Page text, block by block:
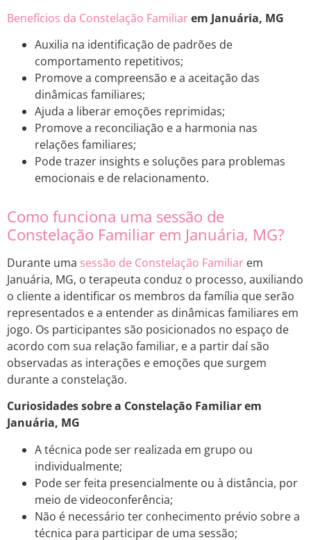
Benefícios da Constelação Familiarem Januária, MG
Auxilia na identificação de padrões de
comportamento repetitivos;
Promove a compreensão e a aceitação das
dinâmicas familiares;
Ajuda a liberar emoções reprimidas;
Promove a reconciliação e a harmonia nas
relações familiares;
Pode trazer insights e soluções para problemas
emocionais e de relacionamento.
Como funciona uma sessão de
Constelação Familiar em Januária, MG?
Durante uma sessão de Constelação Familiar em
Januária, MG, o terapeuta conduz o processo, auxiliando
o cliente a identificar os membros da família que serão
representados e a entender as dinâmicas familiares em
jogo. Os participantes são posicionados no espaço de
acordo com sua relação familiar, e a partir daí são
observadas as interações e emoções que surgem
durante a constelação.
Curiosidades sobre a Constelação Familiar em
Januária, MG
A técnica pode ser realizada em grupo ou
individualmente;
Pode ser feita presencialmente ou à distância, por
meio de videoconferência;
Não é necessário ter conhecimento prévio sobre a
técnica para participar de uma sessão;